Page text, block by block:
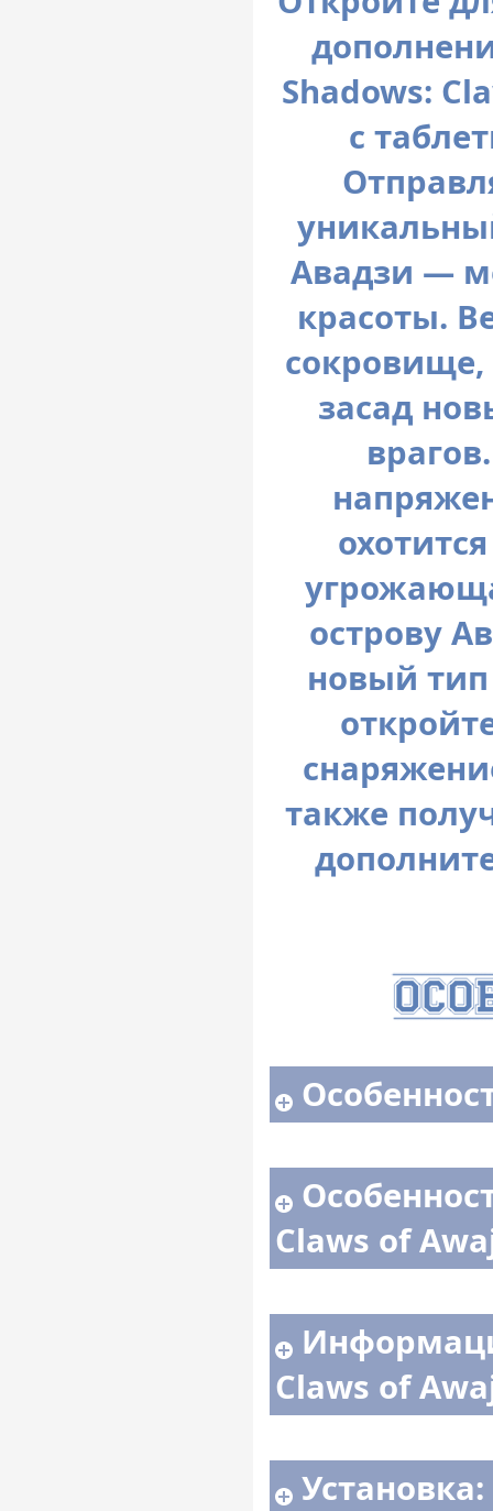
Shadows:
с
Авадзи —
красоты.
сокровище,
засад
острову
новый
также
Claws of
Claws of
Установка: